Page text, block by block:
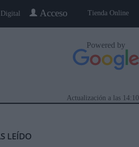
Tienda Online
Acceso
Powered by
14:10
Actualización a las
LEÍDO